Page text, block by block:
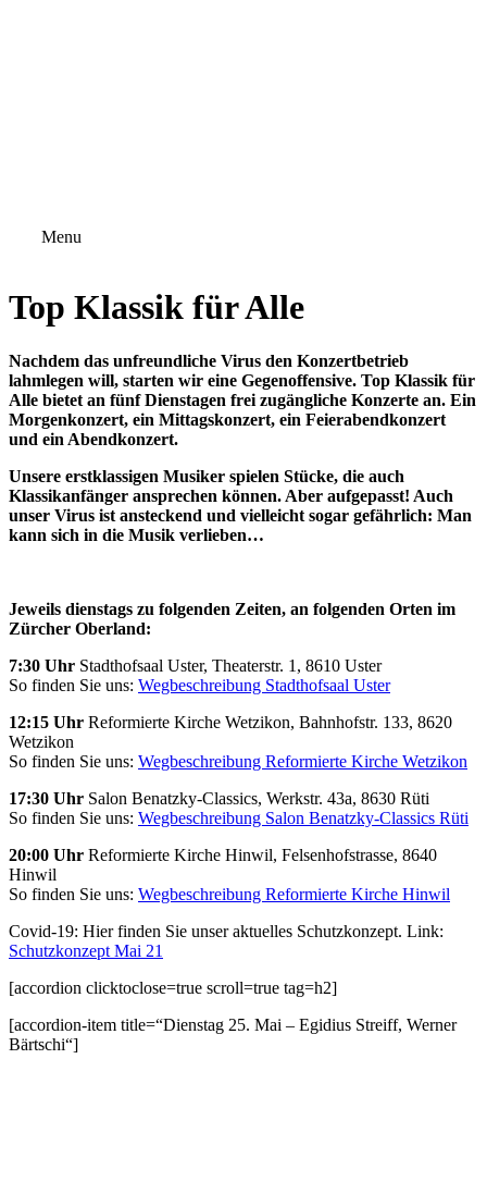
Menu
Top Klassik für Alle
Nachdem das unfreundliche Virus den Konzertbetrieb
lahmlegen will, starten wir eine Gegenoffensive. Top Klassik für
Alle bietet an fünf Dienstagen frei zugängliche Konzerte an. Ein
Morgenkonzert, ein Mittagskonzert, ein Feierabendkonzert
und ein Abendkonzert.
Unsere erstklassigen Musiker spielen Stücke, die auch
Klassikanfänger ansprechen können. Aber aufgepasst! Auch
unser Virus ist ansteckend und vielleicht sogar gefährlich: Man
kann sich in die Musik verlieben…
Jeweils dienstags zu folgenden Zeiten, an folgenden Orten im
Zürcher Oberland:
7:30 Uhr Stadthofsaal Uster, Theaterstr. 1, 8610 Uster
So finden Sie uns: Wegbeschreibung Stadthofsaal Uster
12:15 Uhr Reformierte Kirche Wetzikon, Bahnhofstr. 133, 8620
Wetzikon
So finden Sie uns: Wegbeschreibung Reformierte Kirche Wetzikon
17:30 Uhr Salon Benatzky-Classics, Werkstr. 43a, 8630 Rüti
So finden Sie uns: Wegbeschreibung Salon Benatzky-Classics Rüti
20:00 Uhr Reformierte Kirche Hinwil, Felsenhofstrasse, 8640
Hinwil
So finden Sie uns: Wegbeschreibung Reformierte Kirche Hinwil
Covid-19: Hier finden Sie unser aktuelles Schutzkonzept. Link:
Schutzkonzept Mai 21
[accordion clicktoclose=true scroll=true tag=h2]
[accordion-item title=“Dienstag 25. Mai – Egidius Streiff, Werner
Bärtschi“]